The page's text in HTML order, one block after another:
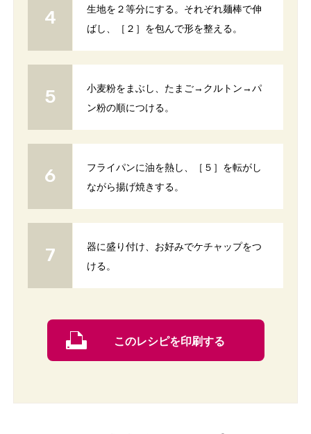
生地を２等分にする。それぞれ麺棒で伸
ばし、［２］を包んで形を整える。
小麦粉をまぶし、たまご→クルトン→パ
ン粉の順につける。
フライパンに油を熱し、［５］を転がし
ながら揚げ焼きする。
器に盛り付け、お好みでケチャップをつ
ける。
このレシピを印刷する